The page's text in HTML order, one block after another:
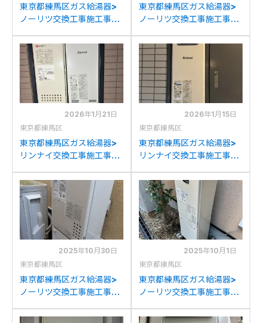
東京都練馬区ガス給湯器>
ノーリツ交換工事施工事
V2005SATからノーリツ
GT-2070SAW-T BLへの
交換
東京都練馬区ガス給湯器>
ノーリツ交換工事施工事
510RFWCからノーリツ
GQ-1639WS-1への交換
2026年1月21日
東京都練馬区
東京都練馬区ガス給湯器>
リンナイ交換工事施工事
1633(S)AWXからリンナイ
RUF-SA2005SAW(A)へ
の交換
2026年1月15日
東京都練馬区
東京都練馬区ガス給湯器>
リンナイ交換工事施工事
2053SAWXからリンナイ
RUF-SA2005SAW(A)へ
の交換
2025年10月30日
東京都練馬区
東京都練馬区ガス給湯器>
ノーリツ交換工事施工事
1210W6H-1からノーリツ
2025年10月1日
東京都練馬区
東京都練馬区ガス給湯器>
ノーリツ交換工事施工事
4299ACSAW3Qからノー